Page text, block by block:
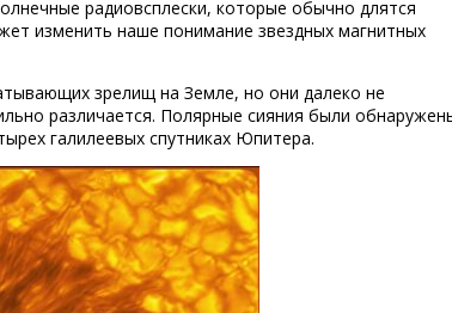
радиовсплески, которые обычно длятся
изменить наше понимание звездных магнитных
зрелищ на Земле, но они далеко не
различается. Полярные сияния были
галилеевых спутниках Юпитера.